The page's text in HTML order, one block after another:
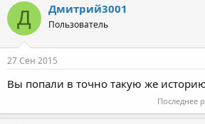
Д Дмитрий3001
Пользователь
27 Сен 2015
Вы попали в точно такую же
Последнее